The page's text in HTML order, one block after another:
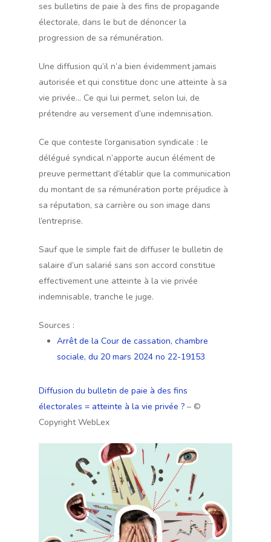
ses bulletins de paie à des fins de propagande
électorale, dans le but de dénoncer la
progression de sa rémunération.
Une diffusion qu’il n’a bien évidemment jamais
autorisée et qui constitue donc une atteinte à sa
vie privée… Ce qui lui permet, selon lui, de
prétendre au versement d’une indemnisation.
Ce que conteste l’organisation syndicale : le
délégué syndical n’apporte aucun élément de
preuve permettant d’établir que la communication
du montant de sa rémunération porte préjudice à
sa réputation, sa carrière ou son image dans
l’entreprise.
Sauf que le simple fait de diffuser le bulletin de
salaire d’un salarié sans son accord constitue
effectivement une atteinte à la vie privée
indemnisable, tranche le juge.
Sources :
Arrêt de la Cour de cassation, chambre
sociale, du 20 mars 2024 no 22-19153
Diffusion du bulletin de paie à des fins
électorales = atteinte à la vie privée ? – ©
Copyright WebLex